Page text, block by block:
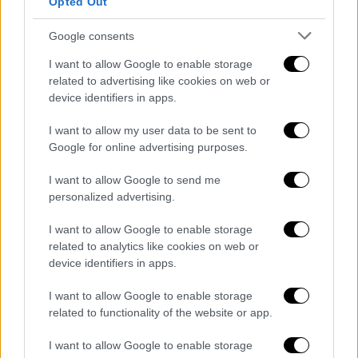
Google consents
I want to allow Google to enable storage
related to advertising like cookies on web or
device identifiers in apps.
I want to allow my user data to be sent to
Google for online advertising purposes.
I want to allow Google to send me
personalized advertising.
I want to allow Google to enable storage
related to analytics like cookies on web or
device identifiers in apps.
I want to allow Google to enable storage
related to functionality of the website or app.
I want to allow Google to enable storage
για την προστασία των καταναλωτών, τη
διαφάνεια στο ηλεκτρονικό εμπόριο και την
αποκατάσταση υγιούς ανταγωνισμού.
Πέρα από Shein και Temu, τι σημαίνει
Παρότι στον δημόσιο διάλογο κυριαρχούν τα
ονόματα τωνShein καιTemu
τελωνειακό καθεστώς αναμένεται να
τουρκική πλατφόρμα πουκερδίζει διαρκώς
έδαφοςστην ελληνική αγορά.
Οι νέοι δασμοί αφορούν όλες τις αποστολές
από τρίτες χώρες. Δεδομένου ότι η Trendyol
αποστέλλει προϊόντα απευθείας από την
Τουρκία, δηλαδή από χώρα εκτός Ε.Ε., θα